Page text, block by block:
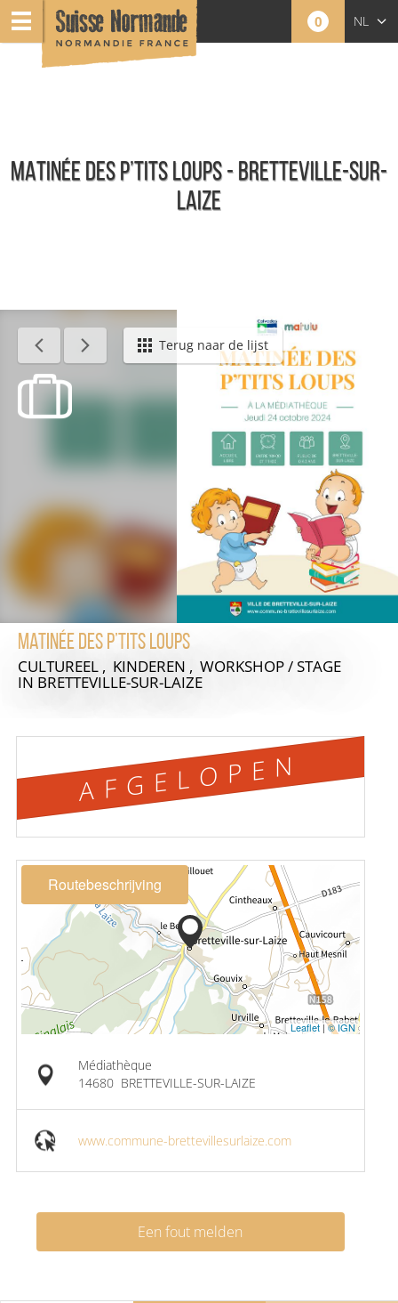
0 NL
MATINÉE DES P’TITS LOUPS - BRETTEVILLE-SUR-
LAIZE
Agenda - NederlandsTerug naar de lijst
Matinée des P’tits Loups
CULTUREEL , KINDEREN , WORKSHOP / STAGE
IN BRETTEVILLE-SUR-LAIZE
AFGELOPEN
Routebeschrijving
Leaflet|© IGN
Médiathèque
14680 BRETTEVILLE-SUR-LAIZE
www.commune-brettevillesurlaize.com
Een fout melden